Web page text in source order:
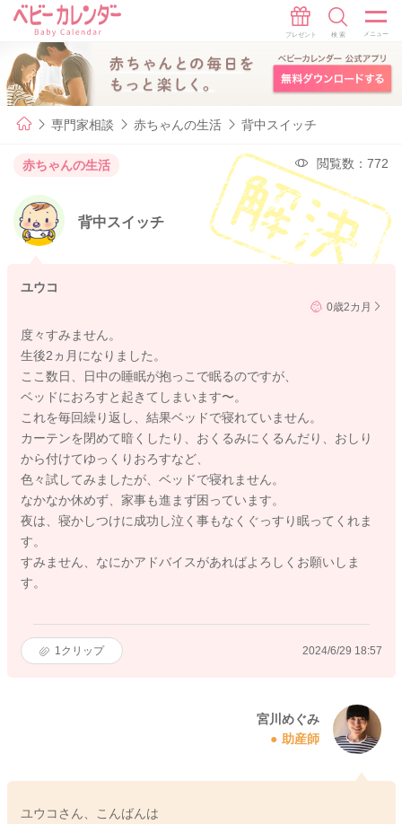
専門家相談 赤ちゃんの生活 背中スイッチ
赤ちゃんの生活 閲覧数：772
背中スイッチ
ユウコ
0歳2カ月
度々すみません。
生後2ヵ月になりました。
ここ数日、日中の睡眠が抱っこで眠るのですが、
ベッドにおろすと起きてしまいます〜。
これを毎回繰り返し、結果ベッドで寝れていません。
カーテンを閉めて暗くしたり、おくるみにくるんだり、おしり
から付けてゆっくりおろすなど、
色々試してみましたが、ベッドで寝れません。
なかなか休めず、家事も進まず困っています。
夜は、寝かしつけに成功し泣く事もなくぐっすり眠ってくれま
す。
すみません、なにかアドバイスがあればよろしくお願いしま
す。
1 クリップ 2024/6/29 18:57
宮川めぐみ
助産師
ユウコさん、こんばんは